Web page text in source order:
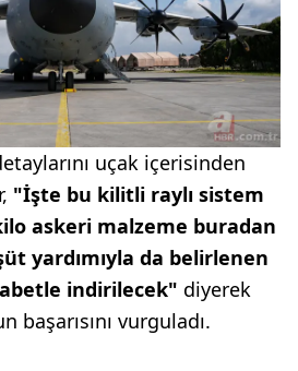
uçak içerisinden
"İşte bu kilitli raylı sistem
kilo askeri malzeme buradan
yardımıyla da belirlenen
indirilecek" diyerek
başarısını vurguladı.